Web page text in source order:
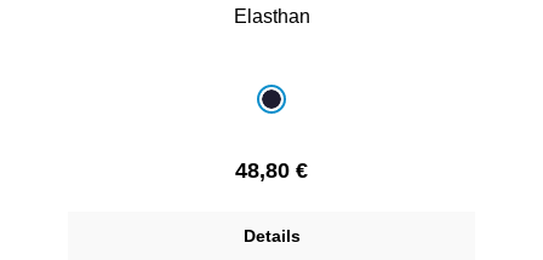
Elasthan
auswählenmarine
Regulärer Preis:
48,80 €
Details